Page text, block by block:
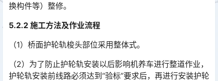
换构件等）整修。
5.2.2 施工方法及作业流程
（1）桥面护轮轨梭头部位采用整体式。
（2）为了防止护轮轨安装以后影响机养车进行整道作业，
护轮轨安装前线路必须达到“验标”要求后，再进行安装护轮